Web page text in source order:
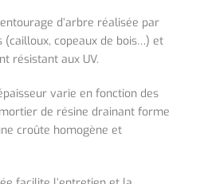
d’arbre réalisée par
(cailloux, copeaux de bois…) et
résistant aux UV.
varie en fonction des
de résine drainant forme
croûte homogène et